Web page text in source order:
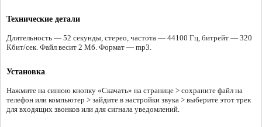
Технические детали
Длительность — 52 секунды, стерео, частота — 44100 Гц, битрейт — 320
Кбит/сек. Файл весит 2 Мб. Формат — mp3.
Установка
Нажмите на синюю кнопку «Скачать» на странице > сохраните файл на
телефон или компьютер > зайдите в настройки звука > выберите этот трек
для входящих звонков или для сигнала уведомлений.